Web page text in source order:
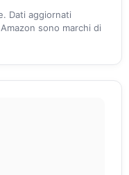
Dati aggiornati
sono marchi di